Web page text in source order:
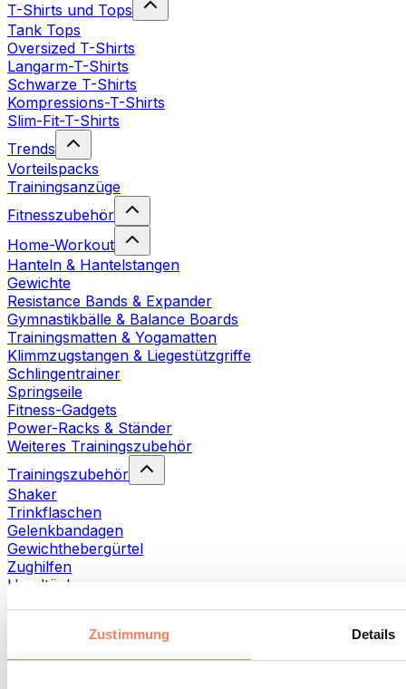
Zustimmung Details
T-Shirts und Tops
Tank Tops
Oversized T-Shirts
Langarm-T-Shirts
Schwarze T-Shirts
Kompressions-T-Shirts
Slim-Fit-T-Shirts
Trends
Vorteilspacks
Trainingsanzüge
Fitnesszubehör
Home-Workout
Hanteln & Hantelstangen
Gewichte
Resistance Bands & Expander
Gymnastikbälle & Balance Boards
Trainingsmatten & Yogamatten
Klimmzugstangen & Liegestützgriffe
Schlingentrainer
Springseile
Fitness-Gadgets
Power-Racks & Ständer
Weiteres Trainingszubehör
Trainingszubehör
Shaker
Trinkflaschen
Gelenkbandagen
Gewichthebergürtel
Zughilfen
Handtücher